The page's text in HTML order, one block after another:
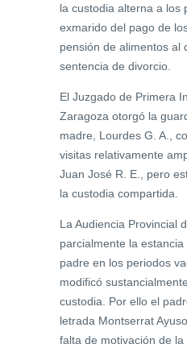
la custodia alterna a los
exmarido del pago de
pensión de alimentos al
sentencia de divorcio.
El Juzgado de Primera
Zaragoza otorgó la
madre, Lourdes G. A.,
visitas relativamente
Juan José R. E., pero
la custodia compartida.
La Audiencia Provincial
parcialmente la
padre en los periodos
modificó
custodia. Por ello el
letrada Montserrat
falta de motivación de